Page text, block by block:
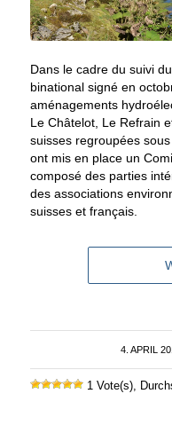
Dans le cadre du suivi
binational signé en
aménagements
Le Châtelot, Le Refrain
suisses regroupées
ont mis en place un
composé des parties
des associations
suisses et français.
4. APRIL
/
1 Vote(s),